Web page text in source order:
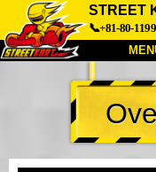
STREET
📞+81-80-
Over Ons